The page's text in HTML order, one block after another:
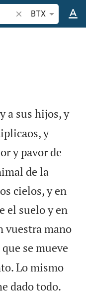
Buscar versículo
BTX
a sus hijos, y
y
y pavor de
de la
cielos, y en
el suelo y en
vuestra mano
se mueve
Lo mismo
dado todo.